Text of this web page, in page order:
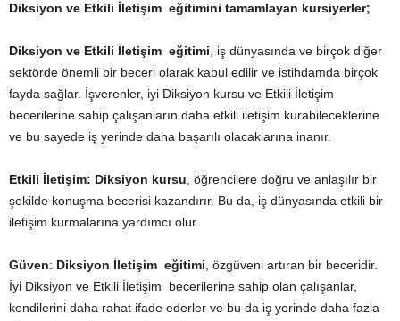
Diksiyon ve Etkili İletişim eğitimini tamamlayan kursiyerler;
Diksiyon ve Etkili İletişim eğitimi, iş dünyasında ve birçok diğer
sektörde önemli bir beceri olarak kabul edilir ve istihdamda birçok
fayda sağlar. İşverenler, iyi Diksiyon kursu ve Etkili İletişim
becerilerine sahip çalışanların daha etkili iletişim kurabileceklerine
ve bu sayede iş yerinde daha başarılı olacaklarına inanır.
Etkili İletişim: Diksiyon kursu, öğrencilere doğru ve anlaşılır bir
şekilde konuşma becerisi kazandırır. Bu da, iş dünyasında etkili bir
iletişim kurmalarına yardımcı olur.
Güven: Diksiyon İletişim eğitimi, özgüveni artıran bir beceridir.
İyi Diksiyon ve Etkili İletişim becerilerine sahip olan çalışanlar,
kendilerini daha rahat ifade ederler ve bu da iş yerinde daha fazla